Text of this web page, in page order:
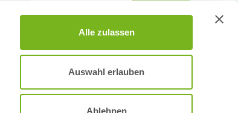
Alle zulassen
Auswahl erlauben
Ablehnen